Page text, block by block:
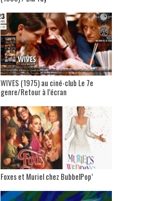
WIVES (1975) au ciné-club Le 7e
genre/Retour à l’écran
Foxes et Muriel chez BubbelPop’